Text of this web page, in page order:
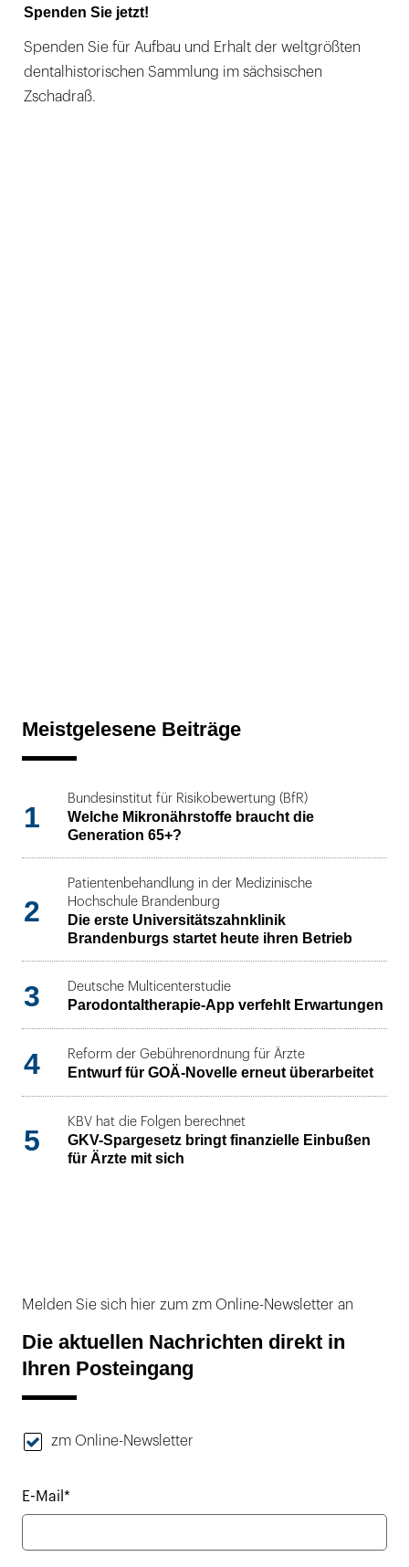
Spenden Sie jetzt!
Spenden Sie für Aufbau und Erhalt der weltgrößten
dentalhistorischen Sammlung im sächsischen
Zschadraß.
Meistgelesene Beiträge
1
Bundesinstitut für Risikobewertung (BfR)
Welche Mikronährstoffe braucht die
Generation 65+?
2
Patientenbehandlung in der Medizinische
Hochschule Brandenburg
Die erste Universitätszahnklinik
Brandenburgs startet heute ihren Betrieb
3 Deutsche Multicenterstudie
Parodontaltherapie-App verfehlt Erwartungen
4 Reform der Gebührenordnung für Ärzte
Entwurf für GOÄ-Novelle erneut überarbeitet
5
KBV hat die Folgen berechnet
GKV-Spargesetz bringt finanzielle Einbußen
für Ärzte mit sich
Melden Sie sich hier zum zm Online-Newsletter an
Die aktuellen Nachrichten direkt in
Ihren Posteingang
zm Online-Newsletter
E-Mail*